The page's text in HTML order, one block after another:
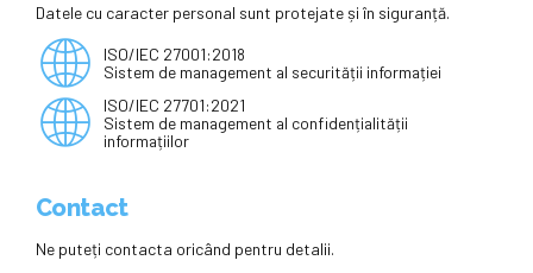
Datele cu caracter personal sunt protejate și în siguranță.
ISO/IEC 27001:2018
Sistem de management al securității informației
ISO/IEC 27701:2021
Sistem de management al confidențialității
informațiilor
Contact
Ne puteți contacta oricând pentru detalii.